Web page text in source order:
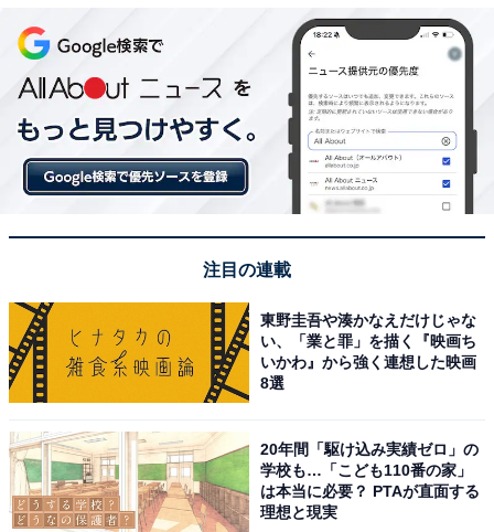
注目の連載
東野圭吾や湊かなえだけじゃな
い、「業と罪」を描く『映画ち
いかわ』から強く連想した映画
8選
20年間「駆け込み実績ゼロ」の
学校も…「こども110番の家」
は本当に必要？ PTAが直面する
理想と現実